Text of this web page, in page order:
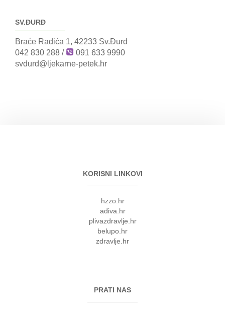
SV.ĐURĐ
Braće Radića 1, 42233 Sv.Đurđ
042 830 288 /
091 633 9990
svdurd@ljekarne-petek.hr
KORISNI LINKOVI
hzzo.hr
adiva.hr
plivazdravlje.hr
belupo.hr
zdravlje.hr
PRATI NAS